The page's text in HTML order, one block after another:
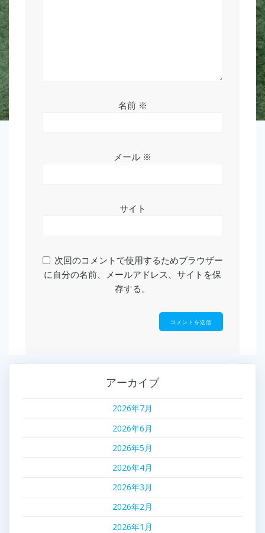
名前 ※
メール ※
サイト
次回のコメントで使用するためブラウザー
に自分の名前、メールアドレス、サイトを保
存する。
アーカイブ
2026年7月
2026年6月
2026年5月
2026年4月
2026年3月
2026年2月
2026年1月